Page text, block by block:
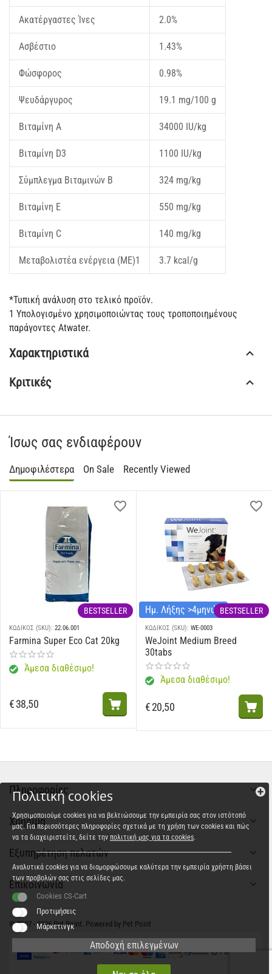
Ακατέργαστες Ίνες 2.0%
Ασβέστιο 1.43%
Φώσφορος 0.98%
Ψευδάργυρος 19.1 mg/100 g
Βιταμίνη A 34000 IU/kg
Βιταμίνη D3 1100 IU/kg
Σύμπλεγμα Βιταμινών Β 324 mg/kg
Βιταμίνη E 550 mg/kg
Βιταμίνη C 140 mg/kg
Μεταβολιστέα ενέργεια (ME)1 3.7 kcal/g
*Τυπική ανάλυση στο τελικό προϊόν.
1 Υπολογισμένο χρησιμοποιώντας τους τροποποιημένους
παράγοντες Atwater.
Χαρακτηριστικά
Κριτικές
Ίσως σας ενδιαφέρουν
Δημοφιλέστερα On Sale Recently Viewed
BESTSELLER
ΚΩΔΙΚΟΣ (SKU): 22.06.001
Farmina Super Eco Cat 20kg
Άμεσα διαθέσιμο!
€38,50
Ημ. Λήξης >4μηνώνBESTSELLER
ΚΩΔΙΚΟΣ (SKU): WE-0003
WeJoint Medium Breed
30tabs
Άμεσα διαθέσιμο!
€20,50
Πληροφορίες
Χρήσιμα
Εξυπηρέτηση πελατών
Επικοινωνία
© 2007 - 2026 Pet Point. Powered by Pet Point
Πολιτική cookies
Χρησιμοποιούμε cookies για να βελτιώσουμε την εμπειρία σας στον ιστότοπό
μας. Για περισσότερες πληροφορίες σχετικά με τη χρήση των cookies και πώς
να τα διαχειριστείτε, δείτε την πολιτική μας για τα cookies.
Αναλυτικά cookies για να διαμορφώσουμε καλύτερα την εμπειρία χρήστη βάσει
των προβολών σας στις σελίδες μας.
Cookies CS-Cart
Προτιμήσεις
Μάρκετινγκ
Αποδοχή επιλεγμένων